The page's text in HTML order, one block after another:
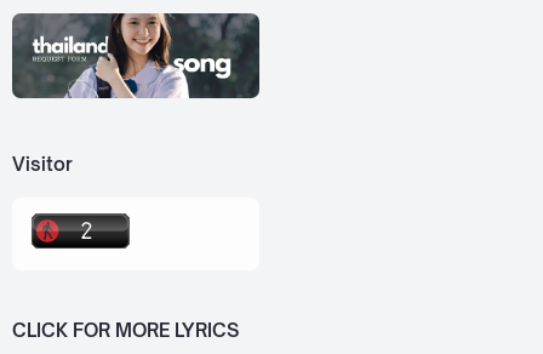
Visitor
CLICK FOR MORE LYRICS